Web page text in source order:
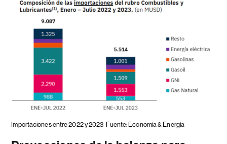
Importaciones entre 2022 y 2023 Fuente: Economía & Energía